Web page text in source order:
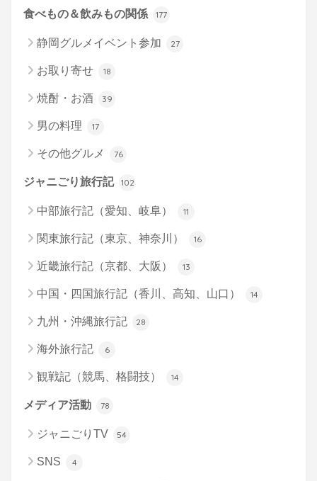
食べもの＆飲みもの関係 177
静岡グルメイベント参加 27
お取り寄せ 18
焼酎・お酒 39
男の料理 17
その他グルメ 76
ジャニごり旅行記 102
中部旅行記（愛知、岐阜） 11
関東旅行記（東京、神奈川） 16
近畿旅行記（京都、大阪） 13
中国・四国旅行記（香川、高知、山口） 14
九州・沖縄旅行記 28
海外旅行記 6
観戦記（競馬、格闘技） 14
メディア活動 78
ジャニごりTV 54
SNS 4